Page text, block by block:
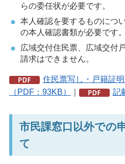
らの委任状が必要です。
本人確認を要するものにつ
の本人確認書類が必要です。
広域交付住民票、広域交付
請求はできません。
住民票写し・戸籍証
（PDF：93KB）
記
市民課窓口以外での
て